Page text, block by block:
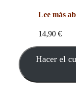
Lee más
14,90 €
Hacer el